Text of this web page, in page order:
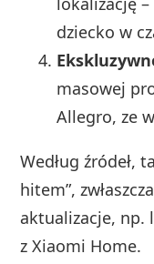
dziecko w
masowej
Allegro, ze
Według źródeł,
hitem”,
aktualizacje, np.
z Xiaomi Home.